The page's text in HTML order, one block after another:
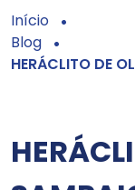
Início
Blog
HERÁCLITO DE